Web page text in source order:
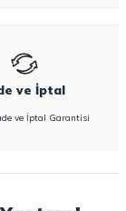
ve İptal
ve İptal Garantisi